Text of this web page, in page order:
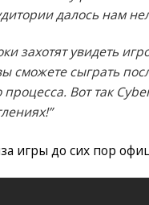
далось нам
захотят увидеть
сможете сыграть
Вот так
игры до сих пор